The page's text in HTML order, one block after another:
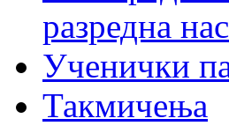
разредна
Ученички
Такмичења